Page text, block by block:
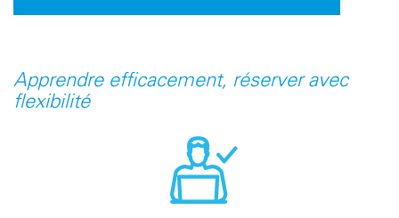
Apprendre efficacement, réserver avec
flexibilité